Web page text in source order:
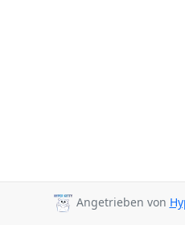
Angetrieben von